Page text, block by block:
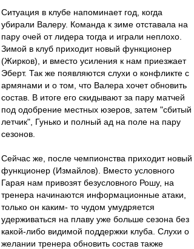
Ситуация в клубе напоминает год, когда
убирали Валеру. Команда к зиме отставала на
пару очей от лидера тогда и играли неплохо.
Зимой в клуб приходит новый функционер
(Жирков), и вместо усиления к нам приезжает
Эберт. Так же появляются слухи о конфликте с
армянами и о том, что Валера хочет обновить
состав. В итоге его скидывают за пару матчей
под одобрение местных юзеров, затем "сбитый
летчик", Гунько и полный ад на поле на пару
сезонов.
Сейчас же, после чемпионства приходит новый
функционер (Измайлов). Вместо условного
Гарая нам привозят безусловного Рошу, на
тренера начинаются информационные атаки,
только он каким- то чудом умудряется
удерживаться на плаву уже больше сезона без
какой-либо видимой поддержки клуба. Слухи о
желании тренера обновить состав также